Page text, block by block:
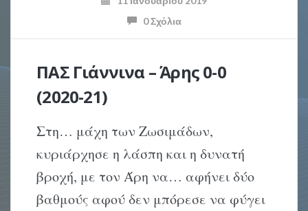
0 Σχόλια
ΠΑΣ Γιάννινα – Άρης 0-0
(2020-21)
Στη… μάχη των Ζωσιμάδων,
κυριάρχησε η λάσπη και η δυνατή
βροχή, με τον Άρη να… αφήνει δύο
βαθμούς αφού δεν μπόρεσε να φύγει